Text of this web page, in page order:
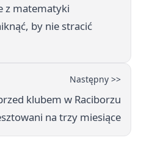
z matematyki
by nie stracić
Następny >>
klubem w Raciborzu
na trzy miesiące